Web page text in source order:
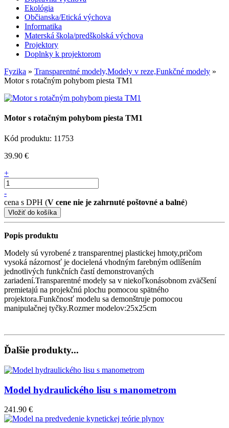
Ekológia
Občianska/Etická výchova
Informatika
Materská škola/predškolská výchova
Projektory
Doplnky k projektorom
Fyzika » Transparentné modely,Modely v reze,Funkčné modely »
Motor s rotačným pohybom piesta TM1
Motor s rotačným pohybom piesta TM1
Kód produktu: 11753
39.90 €
+
-
cena s DPH (V cene nie je zahrnuté poštovné a balné)
Popis produktu
Modely sú vyrobené z transparentnej plastickej hmoty,pričom
vysoká názornosť je docielená vhodným farebným odlíšením
jednotlivých funkčních častí demonstrovaných
zariadení.Transparentné modely sa v niekoľkonásobnom zväčšení
premietajú na projekčnú plochu pomocou spätného
projektora.Funkčnosť modelu sa demonštruje pomocou
manipulačnej tyčky.Rozmer modelov:25x25cm
Ďalšie produkty...
Model hydraulického lisu s manometrom
241.90 €